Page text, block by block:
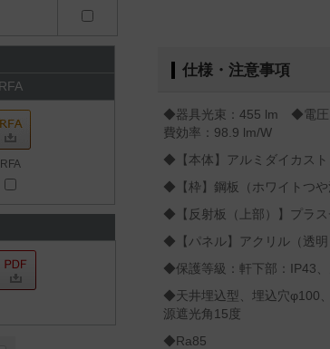
RFA
RFA
仕様・注意事項
◆器具光束：455 lm ◆電
費効率：98.9 lm/W
◆【本体】アルミダイカスト
◆【枠】鋼板（ホワイトつや
◆【反射板（上部）】プラス
◆【パネル】アクリル（透明
◆保護等級：軒下部：IP43
◆天井埋込型、埋込穴φ100
源遮光角15度
◆Ra85